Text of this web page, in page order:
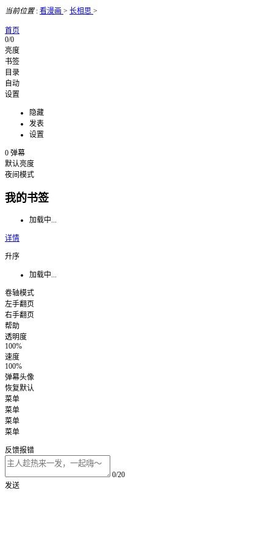
当前位置: 看漫画 > 长相思 >
首页
0/0
亮度
书签
目录
自动
设置
隐藏
发表
设置
0 弹幕
默认亮度
夜间模式
我的书签
加载中...
详情
升序
加载中...
卷轴模式
左手翻页
右手翻页
帮助
透明度
100%
速度
100%
弹幕头像
恢复默认
菜单
菜单
菜单
菜单
反馈报错
0/20
发送